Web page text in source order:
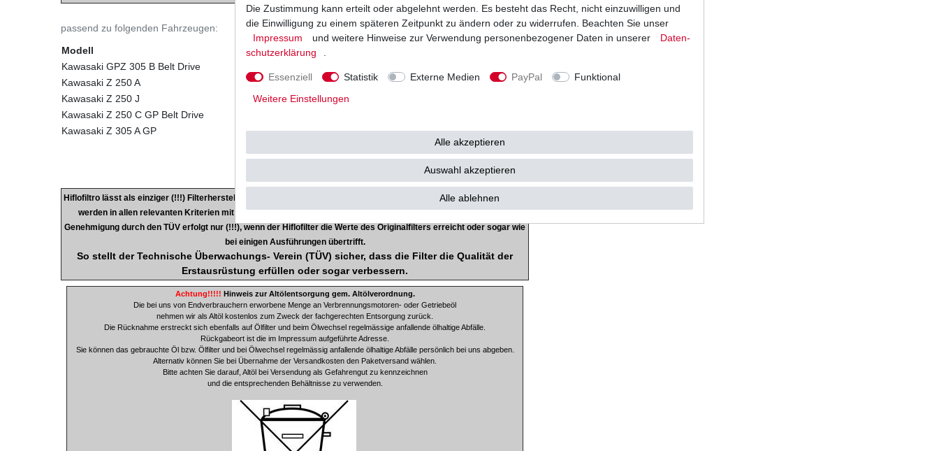
passend zu folgenden Fahrzeugen:
Modell
Kawasaki GPZ 305 B Belt Drive
Kawasaki Z 250 A
KZ250A
1979 - 1982
Kawasaki Z 250 J
KZ250A
Kawasaki Z 250 C GP Belt Drive
Kawasaki Z 305 A GP
EX305A 1983
Hiflofiltro lässt als einziger (!!!) Filterhersteller seine Produkte beim deutschen TÜV prüfen und zertifizieren! Die Filter
werden in allen relevanten Kriterien mit dem jeweiligen Originalfilter verglichen. Eine erfolgreiche Prüfung und
Genehmigung durch den TÜV erfolgt nur (!!!), wenn der Hiflofilter die Werte des Originalfilters erreicht oder sogar wie
bei einigen Ausführungen übertrifft.
So stellt der Technische Überwachungs- Verein (TÜV) sicher, dass die Filter die Qualität der
Erstausrüstung erfüllen oder sogar verbessern.
Achtung!!!!! Hinweis zur Altölentsorgung gem. Altölverordnung.
Die bei uns von Endverbrauchern erworbene Menge an Verbrennungsmotoren- oder Getriebeöl
nehmen wir als Altöl kostenlos zum Zweck der fachgerechten Entsorgung zurück.
Die Rücknahme erstreckt sich ebenfalls auf Ölfilter und beim Ölwechsel regelmässige anfallende ölhaltige Abfälle.
Rückgabeort ist die im Impressum aufgeführte Adresse.
Sie können das gebrauchte Öl bzw. Ölfilter und bei Ölwechsel regelmässig anfallende ölhaltige Abfälle persönlich bei uns abgeben.
Alternativ können Sie bei Übernahme der Versandkosten den Paketversand wählen.
Bitte achten Sie darauf, Altöl bei Versendung als Gefahrengut zu kennzeichnen
und die entsprechenden Behältnisse zu verwenden.
Die Zustimmung kann erteilt oder abgelehnt werden. Es besteht das Recht, nicht einzuwilligen und
die Einwilligung zu einem späteren Zeitpunkt zu ändern oder zu widerrufen. Beachten Sie unser
Impressum
und weitere Hinweise zur Verwendung personenbezogener Daten in unserer
Daten­
schutz­erklärung
Essenziell Statistik Externe Medien PayPal
Funktional
Weitere Einstellungen
Alle akzeptieren
Auswahl akzeptieren
Alle ablehnen